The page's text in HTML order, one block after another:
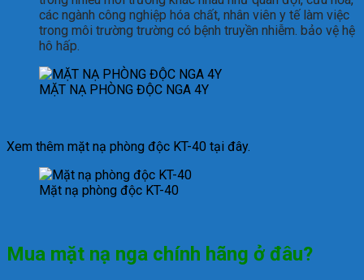
các ngành công nghiệp hóa chất, nhân viên y tế làm việc
trong môi trường trường có bệnh truyền nhiễm. bảo vệ hệ
hô hấp.
MẶT NẠ PHÒNG ĐỘC NGA 4Y
Xem thêm mặt nạ phòng độc KT-40 tại đây.
Mặt nạ phòng độc KT-40
Mua mặt nạ nga chính hãng ở đâu?